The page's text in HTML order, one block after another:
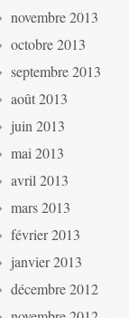
novembre 2013
octobre 2013
septembre 2013
août 2013
juin 2013
mai 2013
avril 2013
mars 2013
février 2013
janvier 2013
décembre 2012